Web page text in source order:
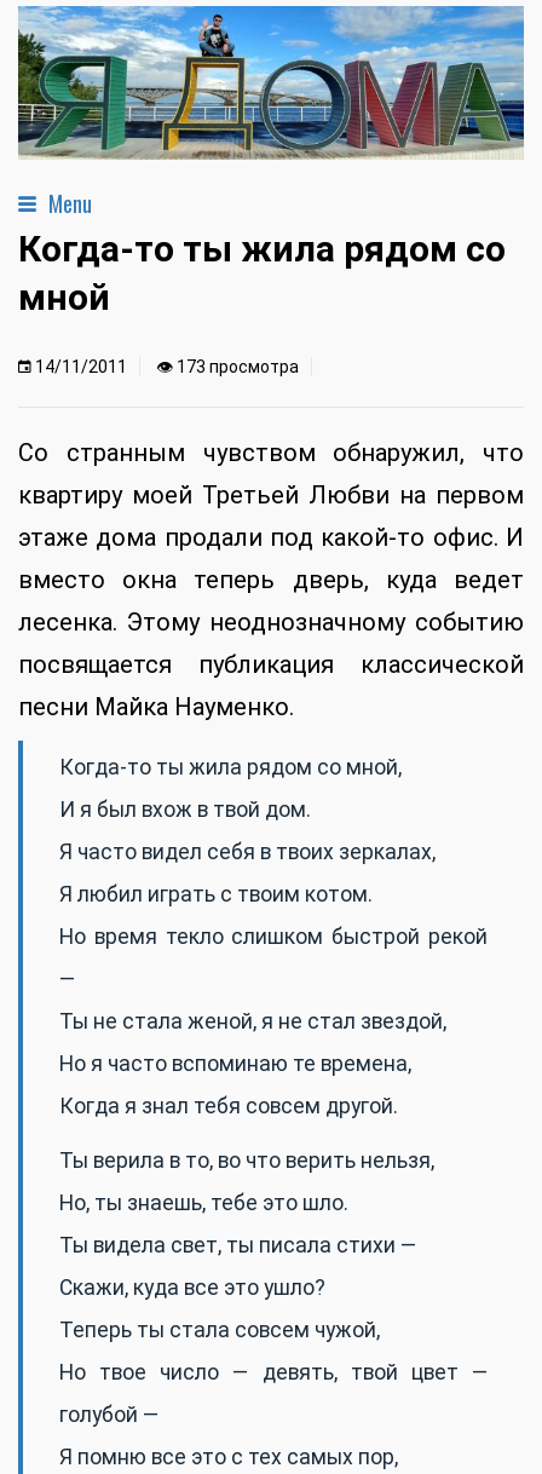
Menu
Когда-то ты жила рядом со
мной
14/11/2011 👁 173 просмотра
Со странным чувством обнаружил, что
квартиру моей Третьей Любви на первом
этаже дома продали под какой-то офис. И
вместо окна теперь дверь, куда ведет
лесенка. Этому неоднозначному событию
посвящается публикация классической
песни Майка Науменко.
Когда-то ты жила рядом со мной,
И я был вхож в твой дом.
Я часто видел себя в твоих зеркалах,
Я любил играть с твоим котом.
Но время текло слишком быстрой рекой
—
Ты не стала женой, я не стал звездой,
Но я часто вспоминаю те времена,
Когда я знал тебя совсем другой.
Ты верила в то, во что верить нельзя,
Но, ты знаешь, тебе это шло.
Ты видела свет, ты писала стихи —
Скажи, куда все это ушло?
Теперь ты стала совсем чужой,
Но твое число — девять, твой цвет —
голубой —
Я помню все это с тех самых пор,